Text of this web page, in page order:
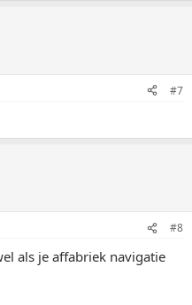
#7
#8
als je affabriek navigatie